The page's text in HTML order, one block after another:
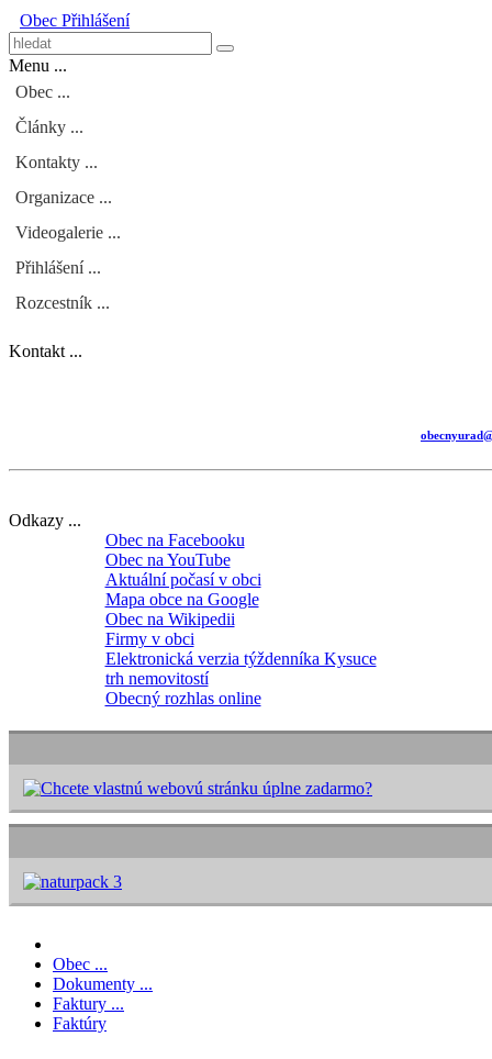
Obec Přihlášení
Menu ...
Obec ...
Články ...
Kontakty ...
Organizace ...
Videogalerie ...
Přihlášení ...
Rozcestník ...
Kontakt ...
Odkazy ...
Obec na Facebooku
Obec na YouTube
Aktuální počasí v obci
Mapa obce na Google
Obec na Wikipedii
Firmy v obci
Elektronická verzia týždenníka Kysuce
trh nemovitostí
Obecný rozhlas online
Obec ...
Dokumenty ...
Faktury ...
Faktúry